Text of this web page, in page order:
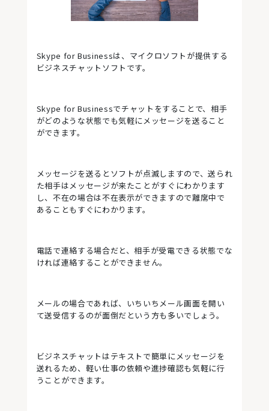
Skype for Businessは、マイクロソフトが提供する
ビジネスチャットソフトです。
Skype for Businessでチャットをすることで、相手
がどのような状態でも気軽にメッセージを送ること
ができます。
メッセージを送るとソフトが点滅しますので、送られ
た相手はメッセージが来たことがすぐにわかります
し、不在の場合は不在表示ができますので離席中で
あることもすぐにわかります。
電話で連絡する場合だと、相手が受電できる状態でな
ければ連絡することができません。
メールの場合であれば、いちいちメール画面を開い
て送受信するのが面倒だという方も多いでしょう。
ビジネスチャットはテキストで簡単にメッセージを
送れるため、軽い仕事の依頼や進捗確認も気軽に行
うことができます。